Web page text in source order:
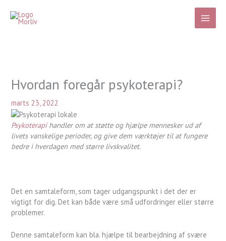
indholdet
Hvordan foregår psykoterapi?
marts 23, 2022
Psykoterapihandler om at støtte og hjælpe mennesker ud af
livets vanskelige perioder, og give dem værktøjer til at fungere
bedre i hverdagen med større livskvalitet.
Det en samtaleform, som tager udgangspunkt i det der er
vigtigt for dig. Det kan både være små udfordringer eller større
problemer.
Denne samtaleform kan bla. hjælpe til bearbejdning af svære